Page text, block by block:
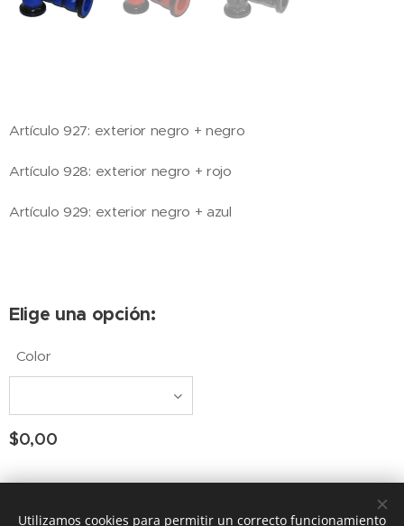
Artículo 927: exterior negro + negro
Artículo 928: exterior negro + rojo
Artículo 929: exterior negro + azul
Elige una opción:
Color
$0,00
Consultar Group ®Todoslos derechos reservados
Utilizamos cookies para permitir un correcto funcionamiento